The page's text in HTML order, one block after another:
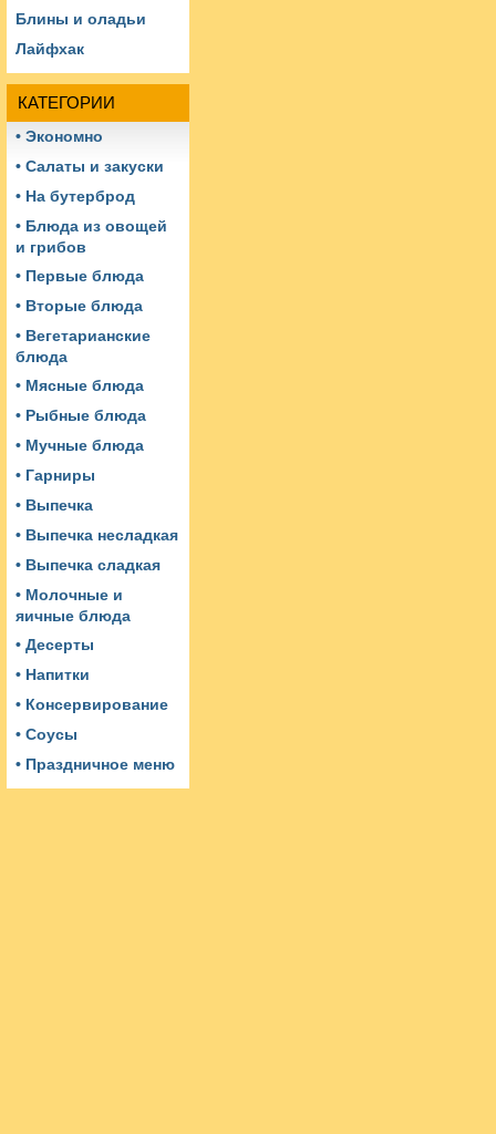
Блины и оладьи
Лайфхак
КАТЕГОРИИ
• Экономно
• Салаты и закуски
• На бутерброд
• Блюда из овощей
и грибов
• Первые блюда
• Вторые блюда
• Вегетарианские
блюда
• Мясные блюда
• Рыбные блюда
• Мучные блюда
• Гарниры
• Выпечка
• Выпечка несладкая
• Выпечка сладкая
• Молочные и
яичные блюда
• Десерты
• Напитки
• Консервирование
• Соусы
• Праздничное меню